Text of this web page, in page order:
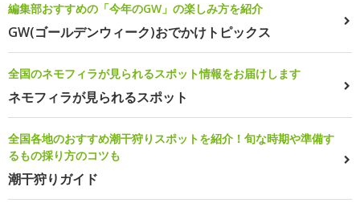
編集部おすすめの「今年のGW」の楽しみ方を紹介
GW(ゴールデンウィーク)おでかけトピックス
全国のネモフィラが見られるスポット情報をお届けします
ネモフィラが見られるスポット
全国各地のおすすめ潮干狩りスポットを紹介！旬な時期や準備す
るもの採り方のコツも
潮干狩りガイド